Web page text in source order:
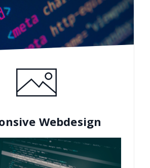
Webdesign